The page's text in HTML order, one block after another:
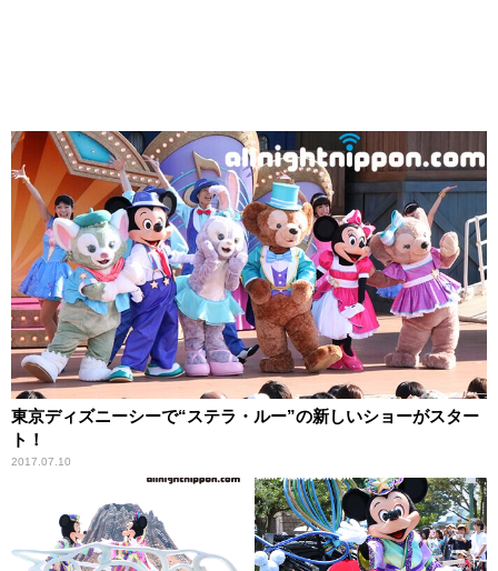
東京ディズニーシーで“ステラ・ルー”の新しいショーがスター
ト！
2017.07.10